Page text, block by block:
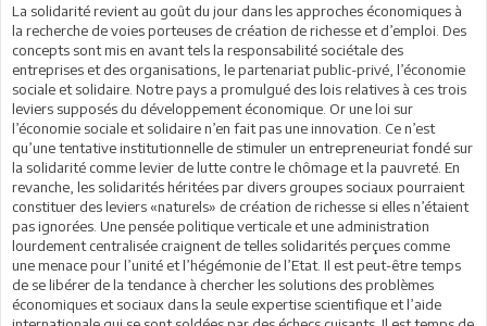
La solidarité revient au goût du jour dans les approches économiques à
la recherche de voies porteuses de création de richesse et d’emploi. Des
concepts sont mis en avant tels la responsabilité sociétale des
entreprises et des organisations, le partenariat public-privé, l’économie
sociale et solidaire. Notre pays a promulgué des lois relatives à ces trois
leviers supposés du développement économique. Or une loi sur
l’économie sociale et solidaire n’en fait pas une innovation. Ce n’est
qu’une tentative institutionnelle de stimuler un entrepreneuriat fondé sur
la solidarité comme levier de lutte contre le chômage et la pauvreté. En
revanche, les solidarités héritées par divers groupes sociaux pourraient
constituer des leviers «naturels» de création de richesse si elles n’étaient
pas ignorées. Une pensée politique verticale et une administration
lourdement centralisée craignent de telles solidarités perçues comme
une menace pour l’unité et l’hégémonie de l’Etat. Il est peut-être temps
de se libérer de la tendance à chercher les solutions des problèmes
économiques et sociaux dans la seule expertise scientifique et l’aide